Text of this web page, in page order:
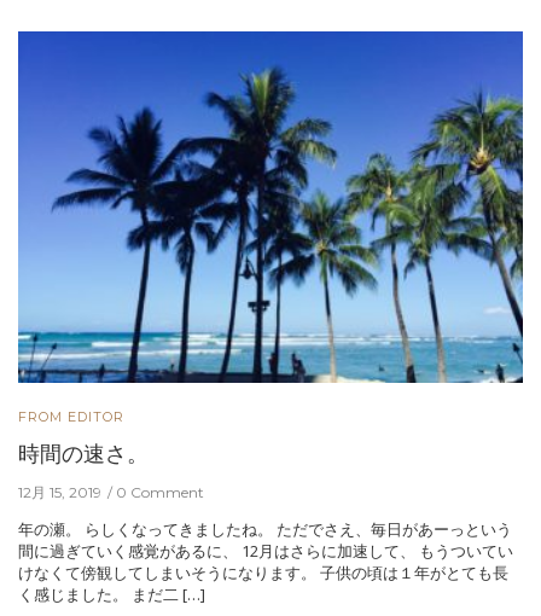
FROM EDITOR
時間の速さ。
12月 15, 2019 0 Comment
年の瀬。 らしくなってきましたね。 ただでさえ、毎日があーっという
間に過ぎていく感覚があるに、 12月はさらに加速して、 もうついてい
けなくて傍観してしまいそうになります。 子供の頃は１年がとても長
く感じました。 まだ二 […]